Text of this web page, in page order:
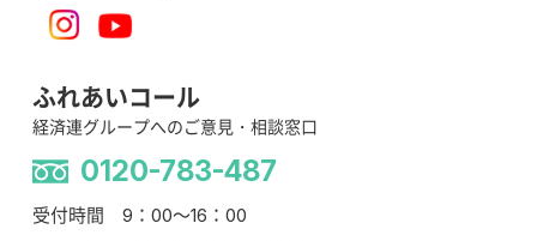
ふれあいコール
経済連グループへのご意見・相談窓口
0120-783-487
受付時間 9：00～16：00